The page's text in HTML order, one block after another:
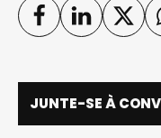
JUNTE-SE À